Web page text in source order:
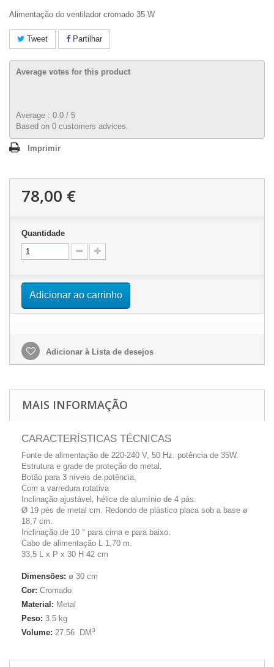
Alimentação do ventilador cromado 35 W
Tweet Partilhar
Average votes for this product
Average : 0.0 / 5
Based on 0 customers advices.
Imprimir
78,00 €
Quantidade
Adicionar ao carrinho
Adicionar à Lista de desejos
MAIS INFORMAÇÃO
CARACTERÍSTICAS TÉCNICAS
Fonte de alimentação de 220-240 V, 50 Hz. potência de 35W.
Estrutura e grade de proteção do metal.
Botão para 3 níveis de potência.
Com a varredura rotativa
Inclinação ajustável, hélice de alumínio de 4 pás.
Ø 19 pés de metal cm. Redondo de plástico placa sob a base ø
18,7 cm.
Inclinação de 10 ° para cima e para baixo.
Cabo de alimentação L 1,70 m.
33,5 L x P x 30 H 42 cm
Dimensões: ø 30 cm
Cor: Cromado
Material: Metal
Peso: 3.5 kg
Volume: 27.56 DM3